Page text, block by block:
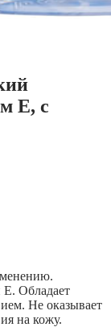
Е, с
Е. Обладает
Не оказывает
на кожу.